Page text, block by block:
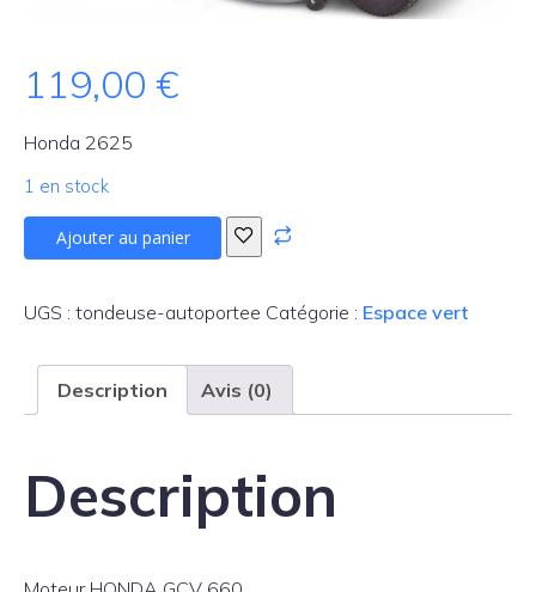
119,00 €
Honda 2625
1 en stock
quantité
de
autoportée
Ajouter au panier
UGS : tondeuse-autoportee Catégorie : Espace vert
Description Avis (0)
Description